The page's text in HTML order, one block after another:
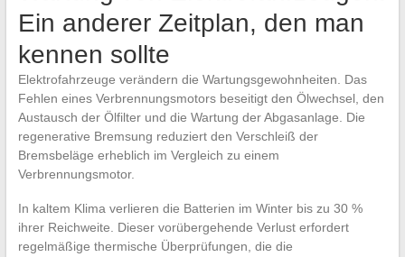
Ein anderer Zeitplan, den man
kennen sollte
Elektrofahrzeuge verändern die Wartungsgewohnheiten. Das
Fehlen eines Verbrennungsmotors beseitigt den Ölwechsel, den
Austausch der Ölfilter und die Wartung der Abgasanlage. Die
regenerative Bremsung reduziert den Verschleiß der
Bremsbeläge erheblich im Vergleich zu einem
Verbrennungsmotor.
In kaltem Klima verlieren die Batterien im Winter bis zu 30 %
ihrer Reichweite. Dieser vorübergehende Verlust erfordert
regelmäßige thermische Überprüfungen, die die